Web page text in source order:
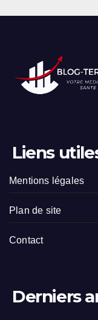
Liens
Mentions légales
Plan de site
Contact
Derniers